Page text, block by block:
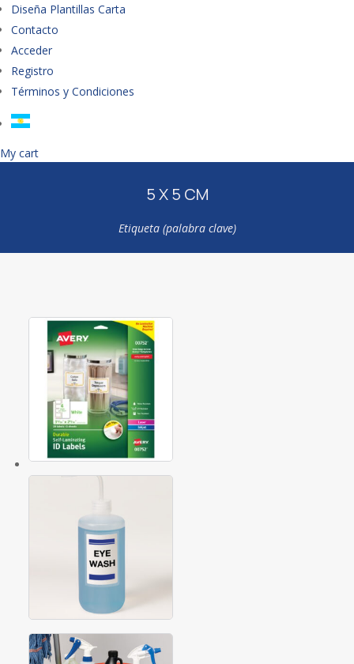
Diseña Plantillas Carta
Contacto
Acceder
Registro
Términos y Condiciones
My cart
5 X 5 CM
Etiqueta (palabra clave)